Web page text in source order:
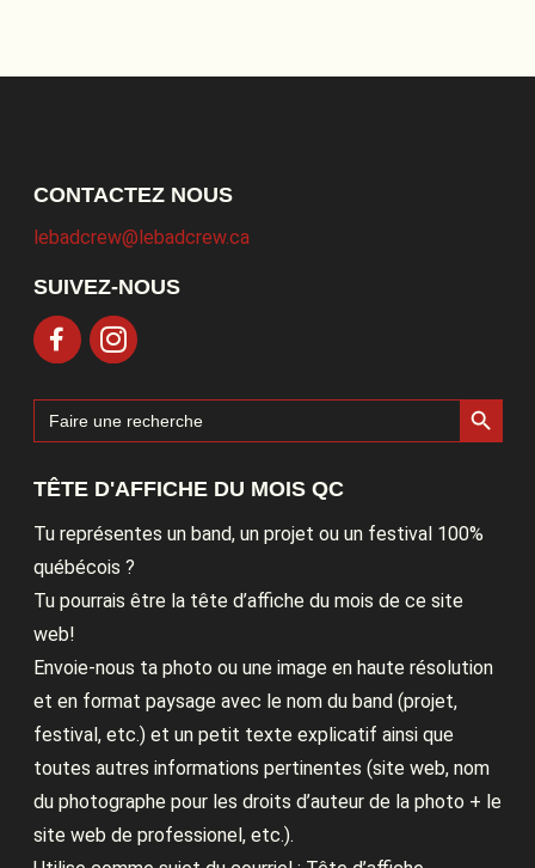
CONTACTEZ NOUS
lebadcrew@lebadcrew.ca
SUIVEZ-NOUS
Search
for:
Search Button
TÊTE D'AFFICHE DU MOIS QC
Tu représentes un band, un projet ou un festival 100%
québécois ?
Tu pourrais être la tête d’affiche du mois de ce site
web!
Envoie-nous ta photo ou une image en haute résolution
et en format paysage avec le nom du band (projet,
festival, etc.) et un petit texte explicatif ainsi que
toutes autres informations pertinentes (site web, nom
du photographe pour les droits d’auteur de la photo + le
site web de professionel, etc.).